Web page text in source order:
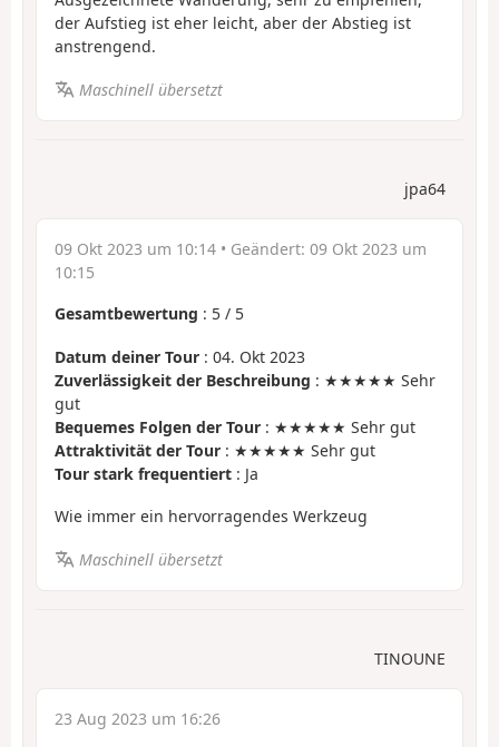
der Aufstieg ist eher leicht, aber der Abstieg ist
anstrengend.
Maschinell übersetzt
jpa64
09 Okt 2023 um 10:14 • Geändert: 09 Okt 2023 um
10:15
Gesamtbewertung : 5 / 5
Datum deiner Tour : 04. Okt 2023
Zuverlässigkeit der Beschreibung : ★★★★★ Sehr
gut
Bequemes Folgen der Tour : ★★★★★ Sehr gut
Attraktivität der Tour : ★★★★★ Sehr gut
Tour stark frequentiert : Ja
Wie immer ein hervorragendes Werkzeug
Maschinell übersetzt
TINOUNE
23 Aug 2023 um 16:26